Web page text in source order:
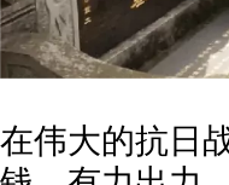
在伟大的抗日